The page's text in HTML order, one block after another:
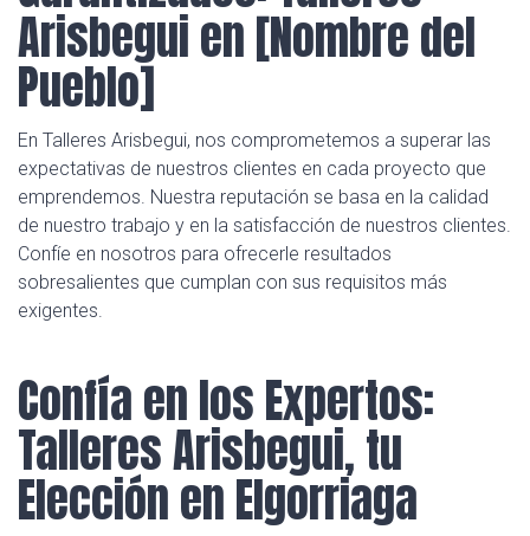
Arisbegui en [Nombre del
Pueblo]
En Talleres Arisbegui, nos comprometemos a superar las
expectativas de nuestros clientes en cada proyecto que
emprendemos. Nuestra reputación se basa en la calidad
de nuestro trabajo y en la satisfacción de nuestros clientes.
Confíe en nosotros para ofrecerle resultados
sobresalientes que cumplan con sus requisitos más
exigentes.
Confía en los Expertos:
Talleres Arisbegui, tu
Elección en Elgorriaga